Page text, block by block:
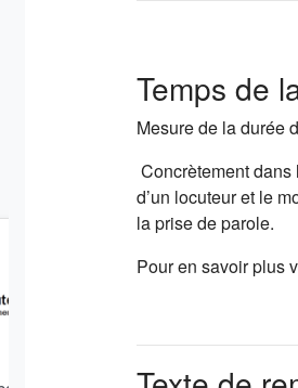
Temps de
Mesure de la durée
Concrètement
d’un locuteur et le
la prise de parole.
Pour en savoir plus